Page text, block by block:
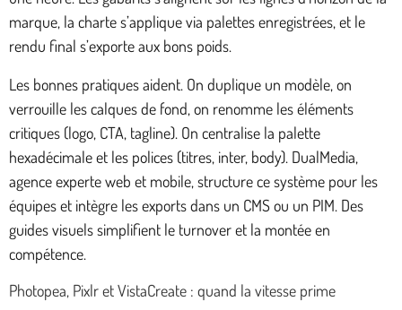
marque, la charte s’applique via palettes enregistrées, et le
rendu final s’exporte aux bons poids.
Les bonnes pratiques aident. On duplique un modèle, on
verrouille les calques de fond, on renomme les éléments
critiques (logo, CTA, tagline). On centralise la palette
hexadécimale et les polices (titres, inter, body). DualMedia,
agence experte web et mobile, structure ce système pour les
équipes et intègre les exports dans un CMS ou un PIM. Des
guides visuels simplifient le turnover et la montée en
compétence.
Photopea, Pixlr et VistaCreate : quand la vitesse prime